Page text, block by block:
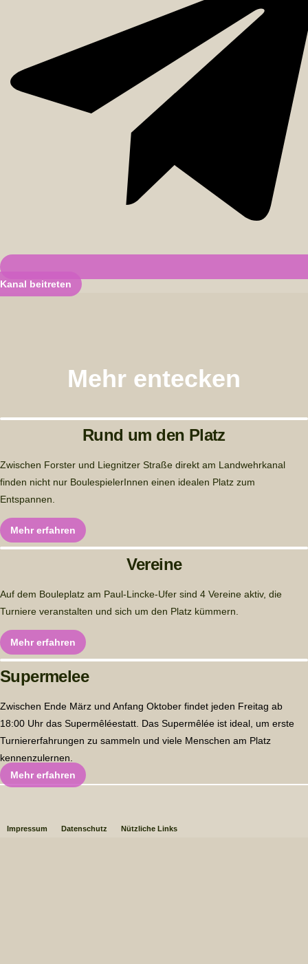
Kanal beitreten
Mehr entecken
Rund um den Platz
Zwischen Forster und Liegnitzer Straße direkt am Landwehrkanal
finden nicht nur BoulespielerInnen einen idealen Platz zum
Entspannen.
Mehr erfahren
Vereine
Auf dem Bouleplatz am Paul-Lincke-Ufer sind 4 Vereine aktiv, die
Turniere veranstalten und sich um den Platz kümmern.
Mehr erfahren
Supermelee
Zwischen Ende März und Anfang Oktober findet jeden Freitag ab
18:00 Uhr das Supermêléestatt. Das Supermêlée ist ideal, um erste
Turniererfahrungen zu sammeln und viele Menschen am Platz
kennenzulernen.
Mehr erfahren
Impressum Datenschutz Nützliche Links